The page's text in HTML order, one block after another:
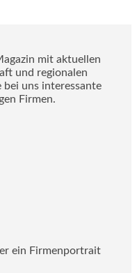
mit aktuellen
und regionalen
bei uns interessante
Firmen.
ein Firmenportrait